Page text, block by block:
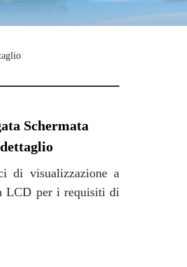
Schermata
di visualizzazione a
LCD per i requisiti di